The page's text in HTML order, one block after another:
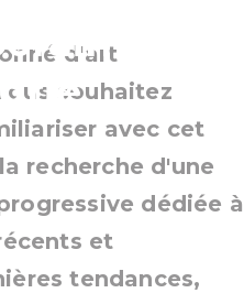
en
d'art
souhaitez
avec cet
recherche d'une
dédiée à
et
tendances,